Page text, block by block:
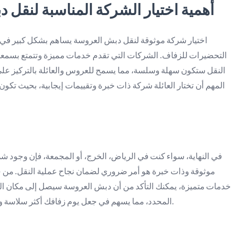
أهمية اختيار الشركة المناسبة
اختيار شركة موثوقة لنقل دبش العروسة يساهم بشكل كبير في
التحضيرات للزفاف. الشركات التي تقدم خدمات مميزة وتتمتع
النقل ستكون سهلة وسلسة، مما يسمح للعروس والعائلة بالتركيز
المهم أن تختار العائلة شركة ذات خبرة وتقييمات إيجابية، بحيث
في النهاية، سواء كنت في الرياض، الخرج، أو المجمعة، فإن
موثوقة وذات خبرة هو أمر ضروري لضمان نجاح عملية النقل. من
خدمات متميزة، يمكنك التأكد من أن دبش العروسة سيصل إلى مكان
المحدد، مما يسهم في جعل يوم زفافك أكثر سلاسة وذكريات جميلة لا تنسى.